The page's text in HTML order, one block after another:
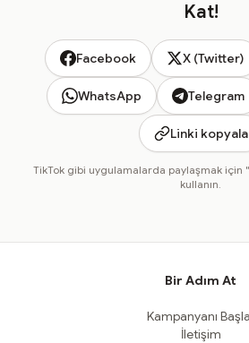
Kat!
Facebook X (Twitter)
WhatsApp Telegram
Linki kopyala
TikTok gibi uygulamalarda paylaşmak için
kullanın.
Bir Adım At
Kampanyanı
İletişim